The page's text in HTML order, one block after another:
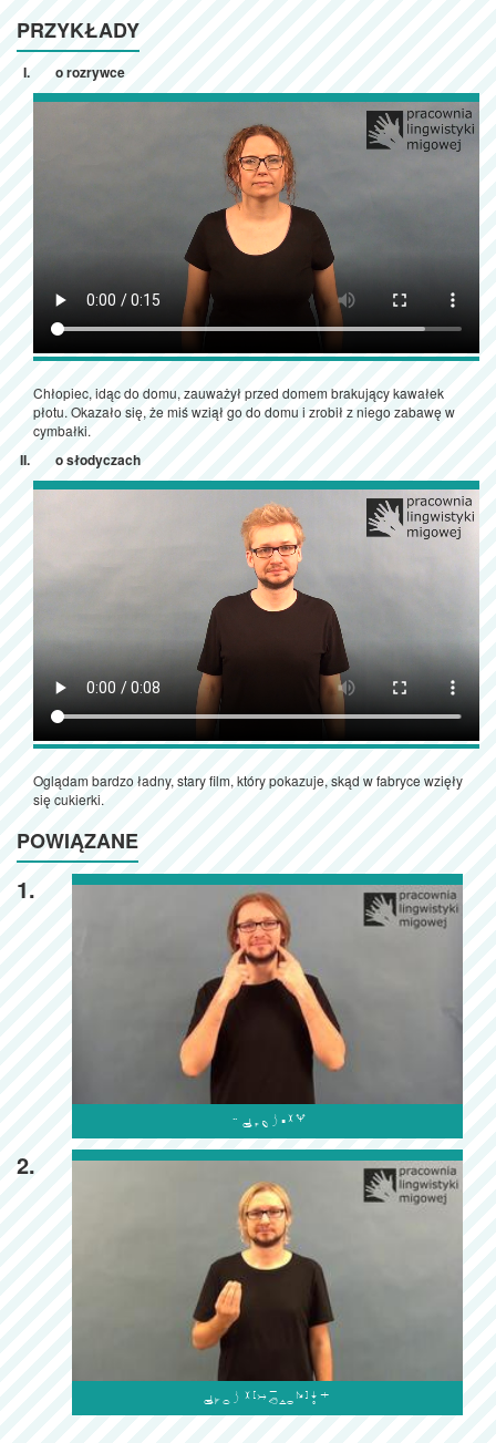
PRZYKŁADY
o rozrywce
Chłopiec, idąc do domu, zauważył przed domem brakujący kawałek
płotu. Okazało się, że miś wziął go do domu i zrobił z niego zabawę w
cymbałki.
o słodyczach
Oglądam bardzo ładny, stary film, który pokazuje, skąd w fabryce wzięły
się cukierki.
POWIĄZANE
1.

2.
